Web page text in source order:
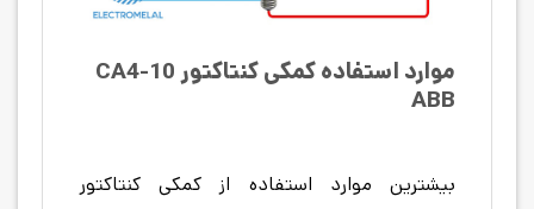
موارد استفاده
کمکی کنتاکتور CA4-10
ABB
بیشترین موارد استفاده از کمکی کنتاکتور